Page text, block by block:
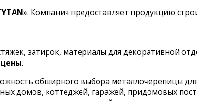
». Компания предоставляет продукцию
затирок, материалы для декоративной
.
обширного выбора металлочерепицы
домов, коттеджей, гаражей, придомовых